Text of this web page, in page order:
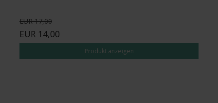
EUR 17,00
EUR 14,00
Produkt anzeigen